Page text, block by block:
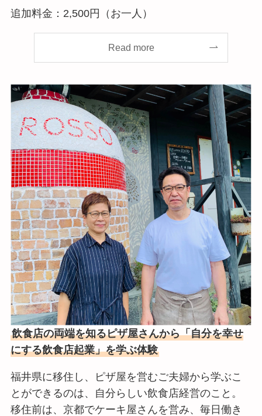
追加料金：2,500円（お一人）
Read more
飲食店の両端を知るピザ屋さんから「自分を幸せ
にする飲食店起業」を学ぶ体験
福井県に移住し、ピザ屋を営むご夫婦から学ぶこ
とができるのは、自分らしい飲食店経営のこと。
移住前は、京都でケーキ屋さんを営み、毎日働き